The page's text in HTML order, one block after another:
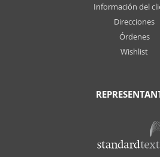
Información del
Direcciones
Órdenes
Wishlist